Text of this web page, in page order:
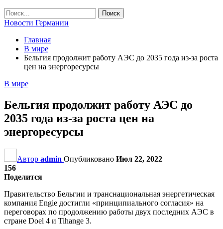
Новости Германии
Главная
В мире
Бельгия продолжит работу АЭС до 2035 года из-за роста
цен на энергоресурсы
В мире
Бельгия продолжит работу АЭС до
2035 года из-за роста цен на
энергоресурсы
Автор admin Опубликовано Июл 22, 2022
156
Поделится
Правительство Бельгии и транснациональная энергетическая
компания Engie достигли «принципиального согласия» на
переговорах по продолжению работы двух последних АЭС в
стране Doel 4 и Tihange 3.